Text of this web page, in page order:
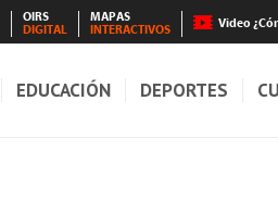
OIRS
DIGITAL
MAPAS
INTERACTIVOS
Video
EDUCACIÓN DEPORTES